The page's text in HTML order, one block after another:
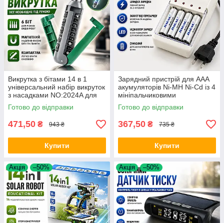
Викрутка з бітами 14 в 1
універсальний набір викруток
з насадками NO:2024A для
ремонту меблів дому та
техніки Opt City
Готово до відправки
471,50 ₴ 943 ₴
Купити
Зарядний пристрій для AAA
акумуляторів Ni-MH Ni-Cd із 4
мініпальчиковими
елементами живлення в
комплекті універсальна Opt
City
Готово до відправки
367,50 ₴ 735 ₴
Купити
Акція –50% Акція –50%